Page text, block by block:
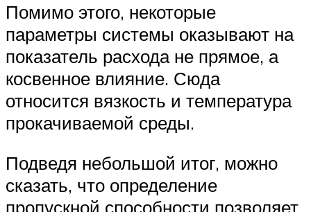
Помимо этого, некоторые
параметры системы оказывают на
показатель расхода не прямое, а
косвенное влияние. Сюда
относится вязкость и температура
прокачиваемой среды.
Подведя небольшой итог, можно
сказать, что определение
пропускной способности позволяет